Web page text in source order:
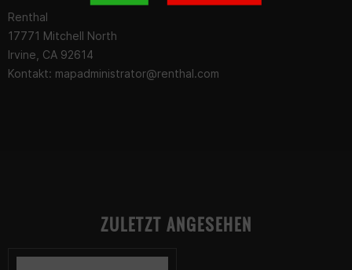
Renthal
17771 Mitchell North
Irvine, CA 92614
Kontakt: mapadministrator@renthal.com
ZULETZT ANGESEHEN